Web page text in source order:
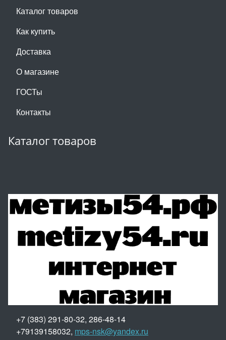
Каталог товаров
Как купить
Доставка
О магазине
ГОСТы
Контакты
Каталог товаров
+7 (383) 291-80-32, 286-48-14
+79139158032, mps-nsk@yandex.ru